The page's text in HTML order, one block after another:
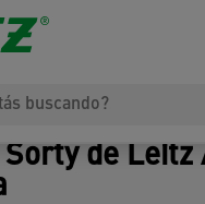
de Leitz